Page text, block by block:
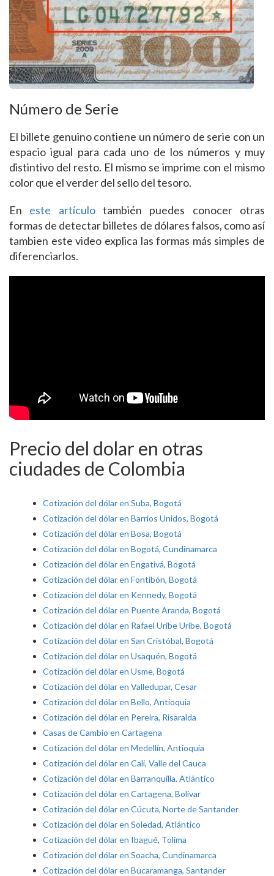
Número de Serie
El billete genuino contiene un número de serie con un
espacio igual para cada uno de los números y muy
distintivo del resto. El mismo se imprime con el mismo
color que el verder del sello del tesoro.
En este artículotambién puedes conocer otras
formas de detectar billetes de dólares falsos, como así
tambien este video explica las formas más simples de
diferenciarlos.
Precio del dolar en otras
ciudades de Colombia
Cotización del dólar en Suba, Bogotá
Cotización del dólar en Barrios Unidos, Bogotá
Cotización del dólar en Bosa, Bogotá
Cotización del dólar en Bogotá, Cundinamarca
Cotización del dólar en Engativá, Bogotá
Cotización del dólar en Fontibón, Bogotá
Cotización del dólar en Kennedy, Bogotá
Cotización del dólar en Puente Aranda, Bogotá
Cotización del dólar en Rafael Uribe Uribe, Bogotá
Cotización del dólar en San Cristóbal, Bogotá
Cotización del dólar en Usaquén, Bogotá
Cotización del dólar en Usme, Bogotá
Cotización del dólar en Valledupar, Cesar
Cotización del dólar en Bello, Antioquia
Cotización del dólar en Pereira, Risaralda
Casas de Cambio en Cartagena
Cotización del dólar en Medellín, Antioquia
Cotización del dólar en Cali, Valle del Cauca
Cotización del dólar en Barranquilla, Atlántico
Cotización del dólar en Cartagena, Bolívar
Cotización del dólar en Cúcuta, Norte de Santander
Cotización del dólar en Soledad, Atlántico
Cotización del dólar en Ibagué, Tolima
Cotización del dólar en Soacha, Cundinamarca
Cotización del dólar en Bucaramanga, Santander